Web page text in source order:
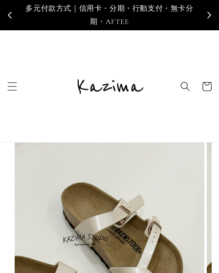
寄送地區｜台灣・香港・澳門・新加坡・馬來西亞